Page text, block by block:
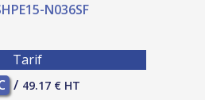
N036SF
Tarif
/ 49.17 € HT